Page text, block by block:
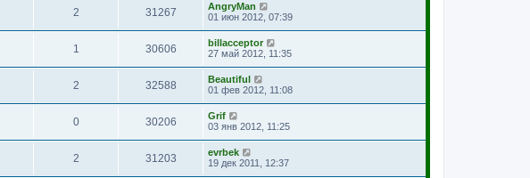
2 31267
AngryMan
01 июн 2012, 07:39
1 30606
billacceptor
27 май 2012, 11:35
2 32588
Beautiful
01 фев 2012, 11:08
0 30206
Grif
03 янв 2012, 11:25
2 31203
evrbek
19 дек 2011, 12:37